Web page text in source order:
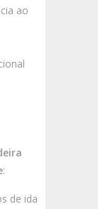
ao
:
de ida